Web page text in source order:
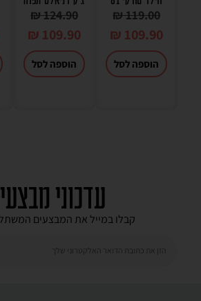
119.00
₪
109.90
₪
הוספה לסל
124.90
₪
109.90
₪
הוספה לסל
עדכוני
קבלו במייל את המבצעים